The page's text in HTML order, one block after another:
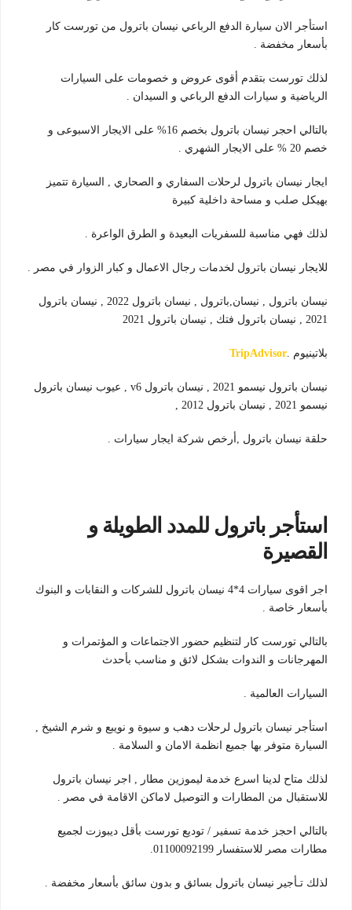
استأجر الان سيارة الدفع الرباعي نيسان باترول من تورست كار
بأسعار مخفضة .
لذلك تورست بتقدم أقوى عروض و خصومات على السيارات
الرياضية و سيارات الدفع الرباعي و السيدان .
بالتالي احجر نيسان باترول بخصم 16% على الايجار الاسبوعى و
خصم 20 % على الايجار الشهري .
ايجار نيسان باترول لرحلات السفاري و الصحاري , السيارة تتميز
بهيكل صلب و مساحة داخلية كبيرة
لذلك فهي مناسبة للسفريات البعيدة و الطرق الواعرة .
للايجار نيسان باترول لخدمات رجال الاعمال و كبار الزوار في مصر .
نيسان باترول , نيسان,باترول , نيسان باترول 2022 , نيسان باترول
2021 , نيسان باترول فتك , نيسان باترول 2021
بلاتينيوم .TripAdvisor
نيسان باترول نيسمو 2021 , نيسان باترول v6 , عيوب نيسان باترول
نيسمو 2021 , نيسان باترول 2012 ,
حلقة نيسان باترول ,أرخص شركة ايجار سيارات .
استأجر باترول للمدد الطويلة و
القصيرة
اجر اقوى سيارات 4*4 نيسان باترول للشركات و النقابات و البنوك
بأسعار خاصة .
بالتالي تورست كار لتنظيم حضور الاجتماعات و المؤتمرات و
المهرجانات و الندوات بشكل لائق و مناسب بأحدث
السيارات العالمية .
استأجر نيسان باترول لرحلات دهب و سيوة و نويبع و شرم الشيخ ,
السيارة متوفر بها جميع انظمة الامان و السلامة .
لذلك متاح لدينا اسرع خدمة ليموزين مطار , اجر نيسان باترول
للاستقبال من المطارات و التوصيل لاماكن الاقامة في مصر .
بالتالي احجز خدمة تسفير / توديع تورست بأقل ديبوزت لجميع
مطارات مصر للاستفسار 01100092199.
لذلك تـأجير نيسان باترول بسائق و بدون سائق بأسعار مخفضة .